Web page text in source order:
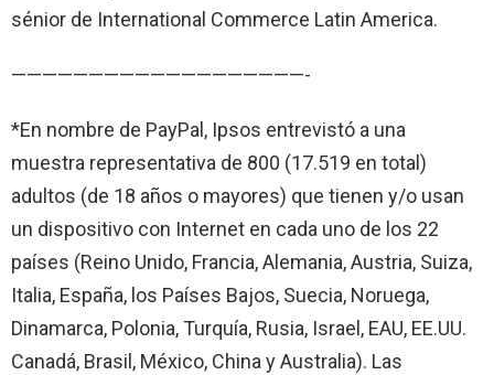
sénior de International Commerce Latin America.
———————————————————-
*En nombre de PayPal, Ipsos entrevistó a una
muestra representativa de 800 (17.519 en total)
adultos (de 18 años o mayores) que tienen y/o usan
un dispositivo con Internet en cada uno de los 22
países (Reino Unido, Francia, Alemania, Austria, Suiza,
Italia, España, los Países Bajos, Suecia, Noruega,
Dinamarca, Polonia, Turquía, Rusia, Israel, EAU, EE.UU.
Canadá, Brasil, México, China y Australia). Las